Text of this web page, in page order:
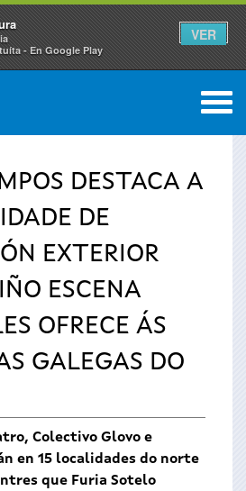
- En Google Play
VER
0
DESTACA A
DE
EXTERIOR
ESCENA
OFRECE ÁS
GALEGAS DO
Colectivo Glovo e
en 15 localidades do norte
que Furia Sotelo